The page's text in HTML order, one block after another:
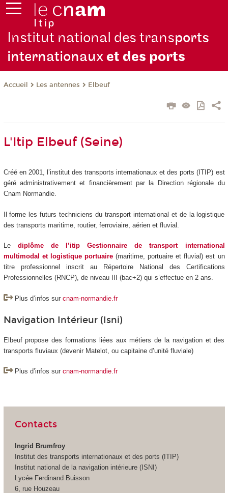
Institut national des transports
internationauxet des ports
Accueil Les antennes Elbeuf
L'Itip Elbeuf (Seine)
Créé en 2001, l’institut des transports internationaux et des ports (ITIP) est
géré administrativement et financièrement par la Direction régionale du
Cnam Normandie.
Il forme les futurs techniciens du transport international et de la logistique
des transports maritime, routier, ferroviaire, aérien et fluvial.
Le diplôme de l’itip Gestionnaire de transport international
multimodal et logistique portuaire(maritime, portuaire et fluvial) est un
titre professionnel inscrit au Répertoire National des Certifications
Professionnelles (RNCP), de niveau III (bac+2) qui s’effectue en 2 ans.
Plus d’infos sur cnam-normandie.fr
Navigation Intérieur (Isni)
Elbeuf propose des formations liées aux métiers de la navigation et des
transports fluviaux (devenir Matelot, ou capitaine d’unité fluviale)
Plus d’infos sur cnam-normandie.fr
Contacts
Ingrid Brumfroy
Institut des transports internationaux et des ports (ITIP)
Institut national de la navigation intérieure (ISNI)
Lycée Ferdinand Buisson
6, rue Houzeau